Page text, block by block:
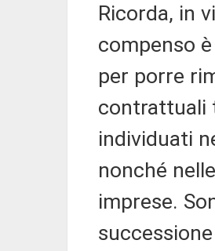
Ricorda, in
compenso
per porre
contrattuali
individuati
nonché
imprese.